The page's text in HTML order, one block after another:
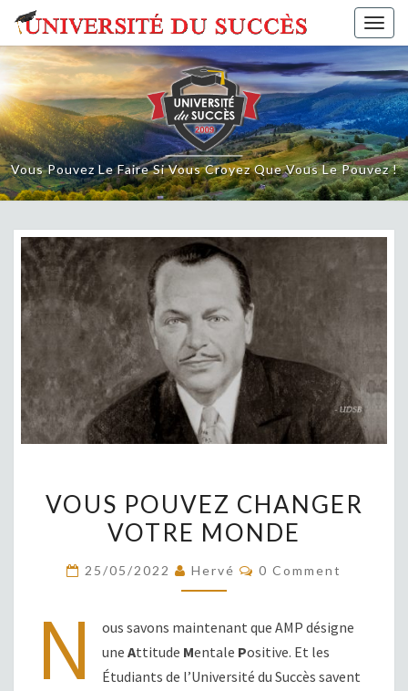
Skip
content
Vous Pouvez Le Faire Si Vous Croyez Que Vous Le Pouvez !
POUVEZ
CHANGER
MONDE
VOUS POUVEZ CHANGER
VOTRE MONDE
25/05/2022 Hervé COMMENTS
0 Comment
N
ous savons maintenant que AMP désigne
une Attitude Mentale Positive. Et les
Étudiants de l’Université du Succès savent